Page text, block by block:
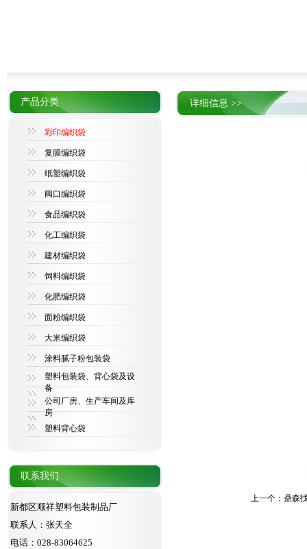
产品分类
彩印编织袋
复膜编织袋
纸塑编织袋
阀口编织袋
食品编织袋
化工编织袋
建材编织袋
饲料编织袋
化肥编织袋
面粉编织袋
大米编织袋
涂料腻子粉包装袋
塑料包装袋、背心袋及设
备
公司厂房、生产车间及库
房
塑料背心袋
联系我们
新都区顺祥塑料包装制品厂
联系人：张天全
电话：028-83064625
详细信息 >>
上一个： 鼎森